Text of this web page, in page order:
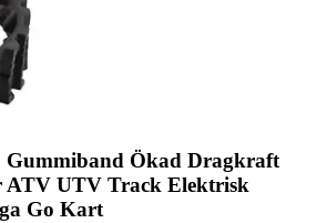
Ökad Dragkraft
ATV UTV Track Elektrisk
Go Kart